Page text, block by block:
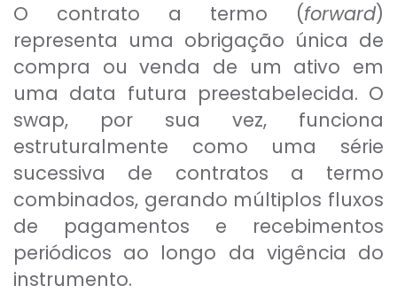
O contrato a termo (forward)
representa uma obrigação única de
compra ou venda de um ativo em
uma data futura preestabelecida. O
swap, por sua vez, funciona
estruturalmente como uma série
sucessiva de contratos a termo
combinados, gerando múltiplos fluxos
de pagamentos e recebimentos
periódicos ao longo da vigência do
instrumento.